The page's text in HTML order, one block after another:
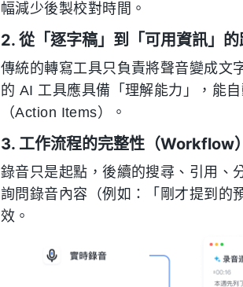
幅減少後製校對時間。
2. 從「逐字稿」到「可用資訊」的
傳統的轉寫工具只負責將聲音變成文
的 AI 工具應具備「理解能力」，能
（Action Items）。
3. 工作流程的完整性（Workflow）
錄音只是起點，後續的搜尋、引用、
詢問錄音內容（例如：「剛才提到的
效。